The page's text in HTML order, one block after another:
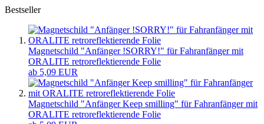
Bestseller
Magnetschild "Anfänger !SORRY!" für Fahranfänger mit
ORALITE retroreflektierende Folie
ab 5,09 EUR
Magnetschild "Anfänger Keep smilling" für Fahranfänger mit
ORALITE retroreflektierende Folie